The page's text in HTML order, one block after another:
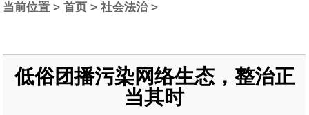
当前位置 >首页 >社会法治>
低俗团播污染网络生态，整治正
当其时